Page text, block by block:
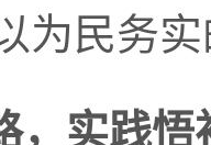
为民务
，实践悟